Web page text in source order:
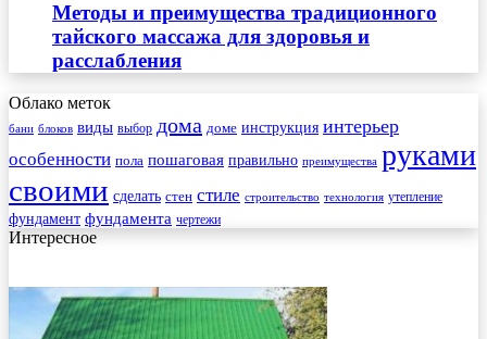
Методы и преимущества традиционного
тайского массажа для здоровья и
расслабления
Облако меток
бани блоков виды выбор дома доме инструкция интерьер
особенности пола пошаговая правильно преимущества руками
своими сделать стен стиле строительство технология утепление
фундамент фундамента чертежи
Интересное